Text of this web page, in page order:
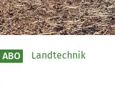
ABO Landtechnik